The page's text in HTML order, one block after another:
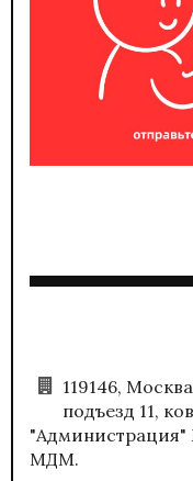
119146,
подъезд 11,
"Администрация"
МДМ.